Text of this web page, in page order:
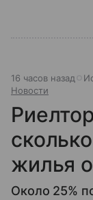
16 часов назад
Новости
жилья
Около 25%